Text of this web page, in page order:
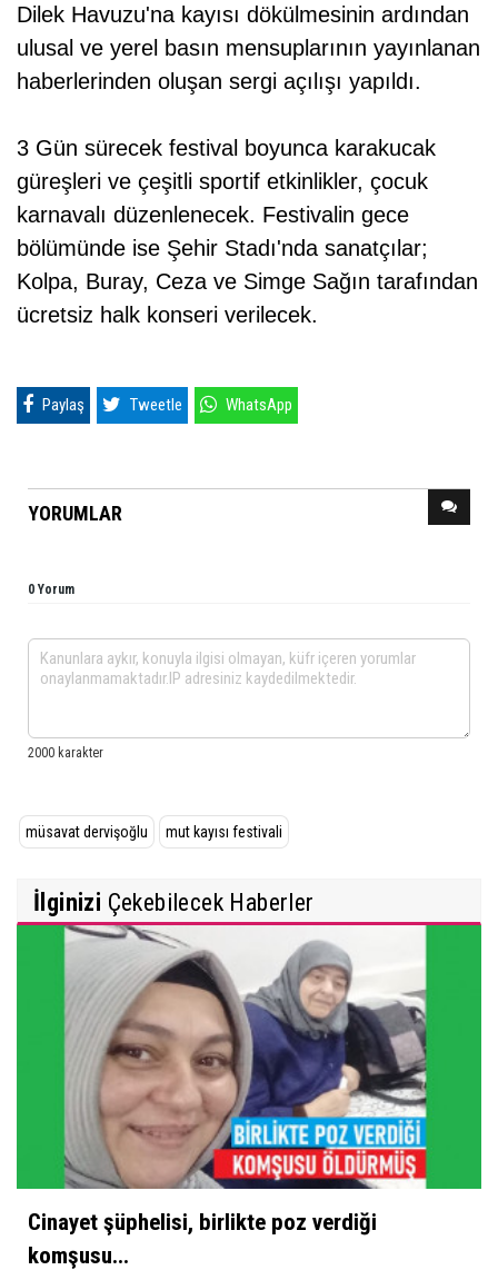
Dilek Havuzu'na kayısı dökülmesinin ardından
ulusal ve yerel basın mensuplarının yayınlanan
haberlerinden oluşan sergi açılışı yapıldı.
3 Gün sürecek festival boyunca karakucak
güreşleri ve çeşitli sportif etkinlikler, çocuk
karnavalı düzenlenecek. Festivalin gece
bölümünde ise Şehir Stadı'nda sanatçılar;
Kolpa, Buray, Ceza ve Simge Sağın tarafından
ücretsiz halk konseri verilecek.
Paylaş Tweetle WhatsApp
YORUMLAR
0 Yorum
müsavat dervişoğlu mut kayısı festivali
İlginizi Çekebilecek Haberler
Cinayet şüphelisi, birlikte poz verdiği
komşusu...